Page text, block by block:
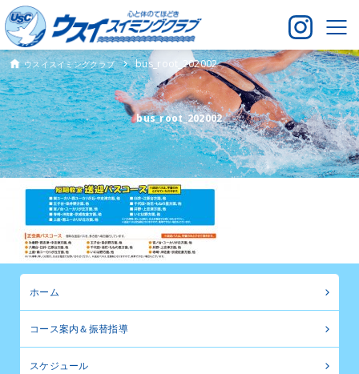
bus_root_202002
ウスイスイミングクラブ bus_root_202002
ホーム
コース案内＆振替指導
スケジュール